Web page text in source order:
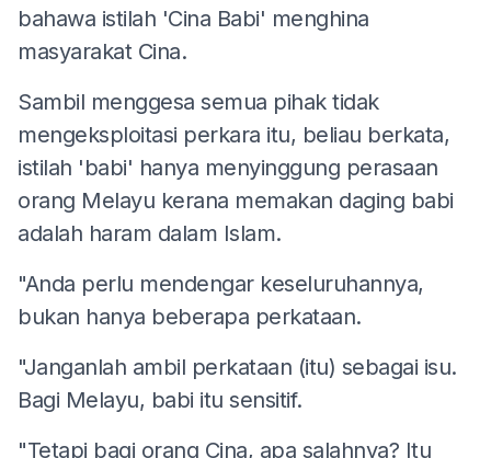
bahawa istilah 'Cina Babi' menghina
masyarakat Cina.
Sambil menggesa semua pihak tidak
mengeksploitasi perkara itu, beliau berkata,
istilah 'babi' hanya menyinggung perasaan
orang Melayu kerana memakan daging babi
adalah haram dalam Islam.
"Anda perlu mendengar keseluruhannya,
bukan hanya beberapa perkataan.
"Janganlah ambil perkataan (itu) sebagai isu.
Bagi Melayu, babi itu sensitif.
"Tetapi bagi orang Cina, apa salahnya? Itu